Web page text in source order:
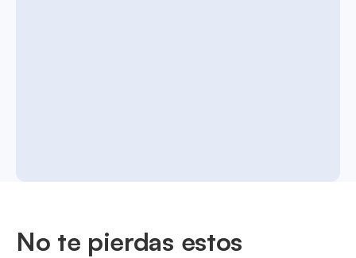
No te pierdas estos